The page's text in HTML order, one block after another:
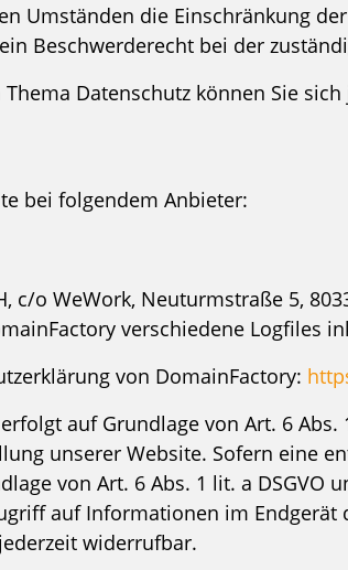
Umständen die Einschränkung
Beschwerderecht bei der
Datenschutz können Sie
bei folgendem Anbieter:
c/o WeWork, Neuturmstraße 5,
verschiedene Logfiles
von DomainFactory:
auf Grundlage von Art. 6
unserer Website. Sofern eine
von Art. 6 Abs. 1 lit. a DSGVO
auf Informationen im
widerrufbar.